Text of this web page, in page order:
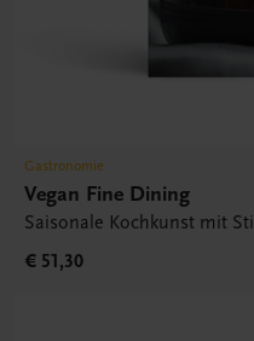
Gastronomie
Vegan Fine Dining
Saisonale Kochkunst mit Stil
€ 51,30